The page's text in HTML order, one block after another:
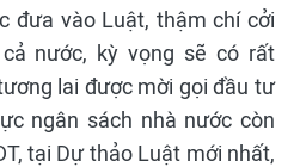
đưa vào Luật, thậm chí cởi
nước, kỳ vọng sẽ có rất
lai được mời gọi đầu tư
ngân sách nhà nước còn
tại Dự thảo Luật mới nhất,